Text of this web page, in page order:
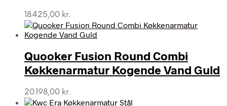
18.425,00 kr.
Quooker Fusion Round Combi
Køkkenarmatur Kogende Vand Guld
20.198,00 kr.